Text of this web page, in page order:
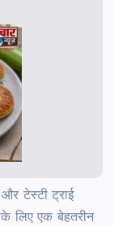
टेस्टी ट्राई
लिए एक बेहतरीन